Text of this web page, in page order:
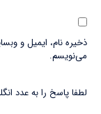
ذخیره نام، ایمیل و
می‌نویسم.
لطفا پاسخ را به عدد